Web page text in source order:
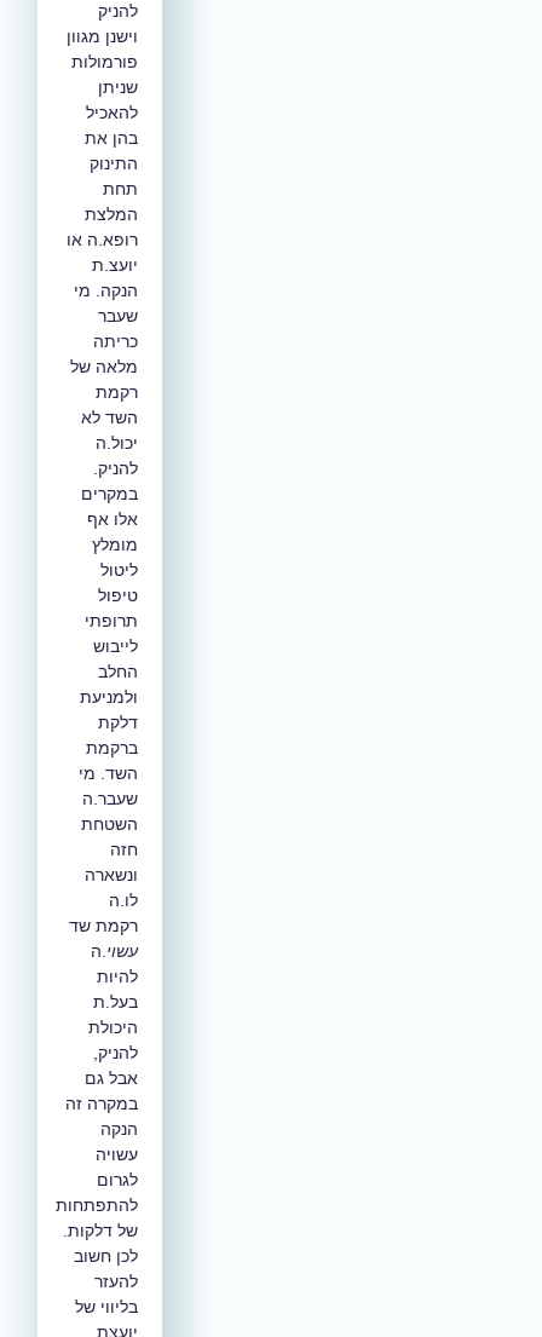
להניק
וישנן מגוון
פורמולות
שניתן
להאכיל
בהן את
התינוק
תחת
המלצת
רופא.ה או
יועצ.ת
הנקה. מי
שעבר
כריתה
מלאה של
רקמת
השד לא
יכול.ה
להניק.
במקרים
אלו אף
מומלץ
ליטול
טיפול
תרופתי
לייבוש
החלב
ולמניעת
דלקת
ברקמת
השד. מי
שעבר.ה
השטחת
חזה
ונשארה
לו.ה
רקמת שד
עשוי.ה
להיות
בעל.ת
היכולת
להניק,
אבל גם
במקרה זה
הנקה
עשויה
לגרום
להתפתחות
של דלקות.
לכן חשוב
להעזר
בליווי של
יועצת